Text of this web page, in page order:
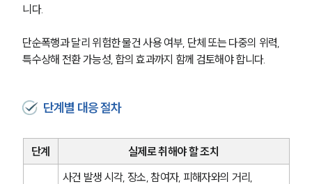
형사 주요 업무사례
사례분석/최신동향
형사 법률정보
형사소송·상담후기
업무분야
형사그룹 업무
니다.
단순폭행과 달리 위험한 물건 사용 여부, 단체 또는 다중의 위력,
특수상해 전환 가능성, 합의 효과까지 함께 검토해야 합니다.
단계별 대응 절차
단계
실제로 취해야 할 조치
사건 발생 시각, 장소, 참여자, 피해자와의 거리,